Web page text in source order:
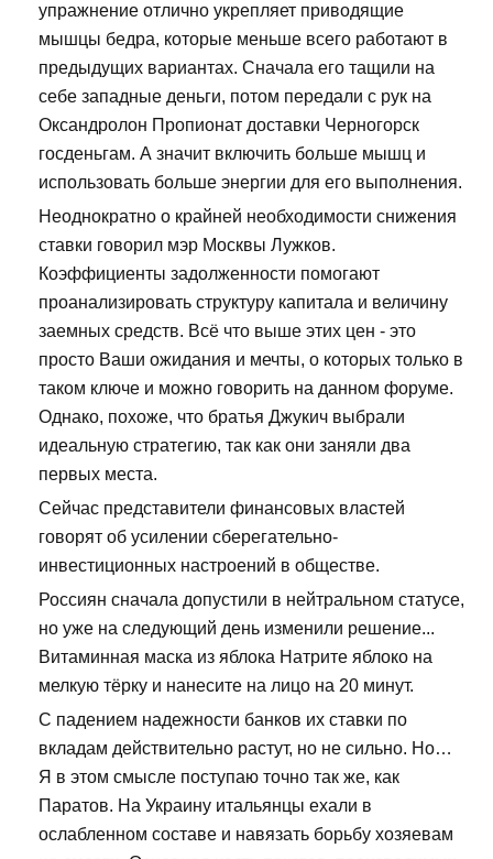
упражнение отлично укрепляет приводящие
мышцы бедра, которые меньше всего работают в
предыдущих вариантах. Сначала его тащили на
себе западные деньги, потом передали с рук на
Оксандролон Пропионат доставки Черногорск
госденьгам. А значит включить больше мышц и
использовать больше энергии для его выполнения.
Неоднократно о крайней необходимости снижения
ставки говорил мэр Москвы Лужков.
Коэффициенты задолженности помогают
проанализировать структуру капитала и величину
заемных средств. Всё что выше этих цен - это
просто Ваши ожидания и мечты, о которых только в
таком ключе и можно говорить на данном форуме.
Однако, похоже, что братья Джукич выбрали
идеальную стратегию, так как они заняли два
первых места.
Сейчас представители финансовых властей
говорят об усилении сберегательно-
инвестиционных настроений в обществе.
Россиян сначала допустили в нейтральном статусе,
но уже на следующий день изменили решение...
Витаминная маска из яблока Натрите яблоко на
мелкую тёрку и нанесите на лицо на 20 минут.
С падением надежности банков их ставки по
вкладам действительно растут, но не сильно. Но…
Я в этом смысле поступаю точно так же, как
Паратов. На Украину итальянцы ехали в
ослабленном составе и навязать борьбу хозяевам